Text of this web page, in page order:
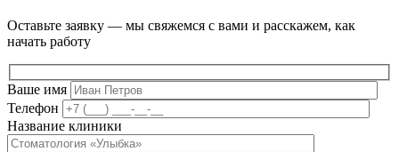
Оставьте заявку — мы свяжемся с вами и расскажем, как
начать работу
Ваше имя
Телефон
Название клиники